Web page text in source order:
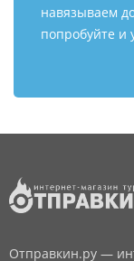
навязываем
попробуйте и
Отправкин.ру —